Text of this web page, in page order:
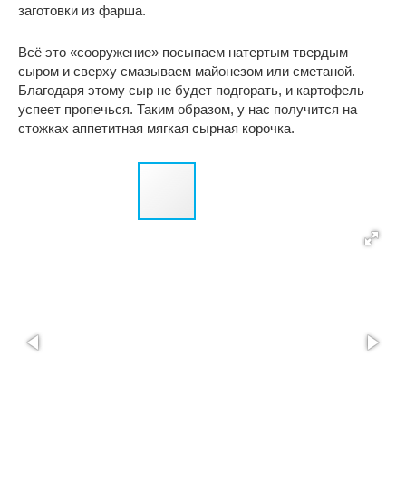
заготовки из фарша.
Всё это «сооружение» посыпаем натертым твердым
сыром и сверху смазываем майонезом или сметаной.
Благодаря этому сыр не будет подгорать, и картофель
успеет пропечься. Таким образом, у нас получится на
стожках аппетитная мягкая сырная корочка.